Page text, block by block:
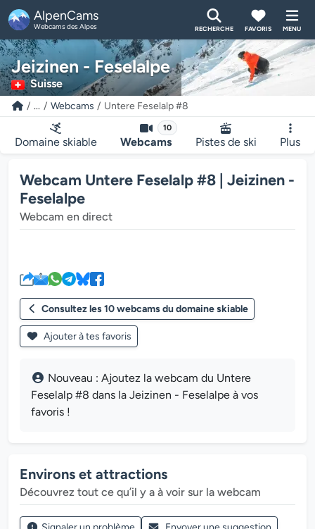
AlpenCams
Webcams des Alpes RECHERCHE FAVORIS MENU
Jeizinen - Feselalpe
Suisse
... Webcams Untere Feselalp #8
Domaine skiable
10
Webcams Pistes de ski Plus
Webcam Untere Feselalp #8 | Jeizinen -
Feselalpe
Webcam en direct
Consultez les 10 webcams du domaine skiable
Ajouter à tes favoris
Nouveau : Ajoutez la webcam du Untere
Feselalp #8 dans la Jeizinen - Feselalpe à vos
favoris !
Environs et attractions
Découvrez tout ce qu’il y a à voir sur la webcam